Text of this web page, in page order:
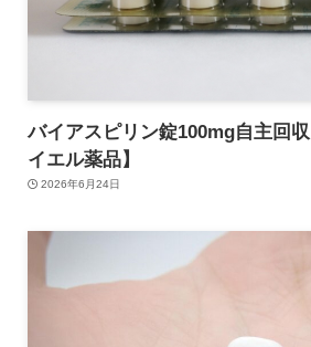
バイアスピリン錠100mg自主回
イエル薬品】
2026年6月24日